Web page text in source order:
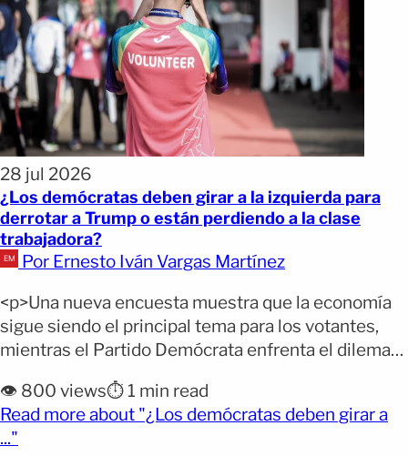
28 jul 2026
¿Los demócratas deben girar a la izquierda para
derrotar a Trump o están perdiendo a la clase
trabajadora?
Por Ernesto Iván Vargas Martínez
<p>Una nueva encuesta muestra que la economía
sigue siendo el principal tema para los votantes,
mientras el Partido Demócrata enfrenta el dilema
reconstruir una coalición más moderada. Los
demócratas llegan con una ligera ventaja en la
intención de voto para las elecciones legislativas
👁️ 800 views⏱️ 1 min read
Read more about "¿Los demócratas deben girar a
..."